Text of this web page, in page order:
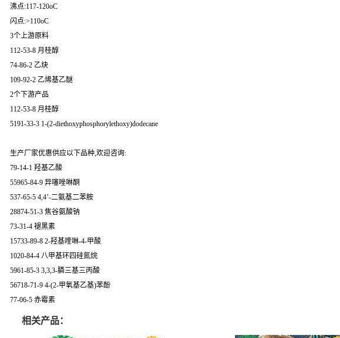
沸点:117-120oC
闪点:>110oC
3个上游原料
112-53-8 月桂醇
74-86-2 乙炔
109-92-2 乙烯基乙醚
2个下游产品
112-53-8 月桂醇
5191-33-3 1-(2-diethoxyphosphorylethoxy)dodecane
生产厂家优惠供应以下品种,欢迎咨询:
79-14-1 羟基乙酸
55965-84-9 异噻唑啉酮
537-65-5 4,4’-二氨基二苯胺
28874-51-3 焦谷氨酸钠
73-31-4 褪黑素
15733-89-8 2-羟基喹啉-4-甲酸
1020-84-4 八甲基环四硅氮烷
5961-85-3 3,3,3-膦三基三丙酸
56718-71-9 4-(2-甲氧基乙基)苯酚
77-06-5 赤霉素
相关产品：